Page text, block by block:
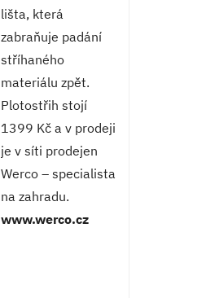
lišta, která
zabraňuje padání
stříhaného
materiálu zpět.
Plotostřih stojí
1399 Kč a v prodeji
je v síti prodejen
Werco – specialista
na zahradu.
www.werco.cz